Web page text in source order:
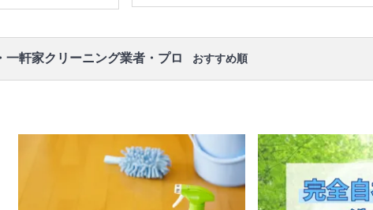
の作業範囲
井 / 壁面 / 床 / 廊下 / 階段 / 玄関
口コミもご参照ください。
軒家クリーニング業者・プロ おすすめ順